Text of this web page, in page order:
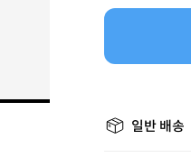
일반 배송